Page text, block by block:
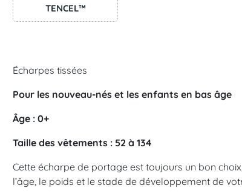
TENCEL™
Écharpes tissées
Pour les nouveau-nés et les enfants en bas âge
Âge : 0+
Taille des vêtements : 52 à 134
Cette écharpe de portage est toujours un bon
l’âge, le poids et le stade de développement de